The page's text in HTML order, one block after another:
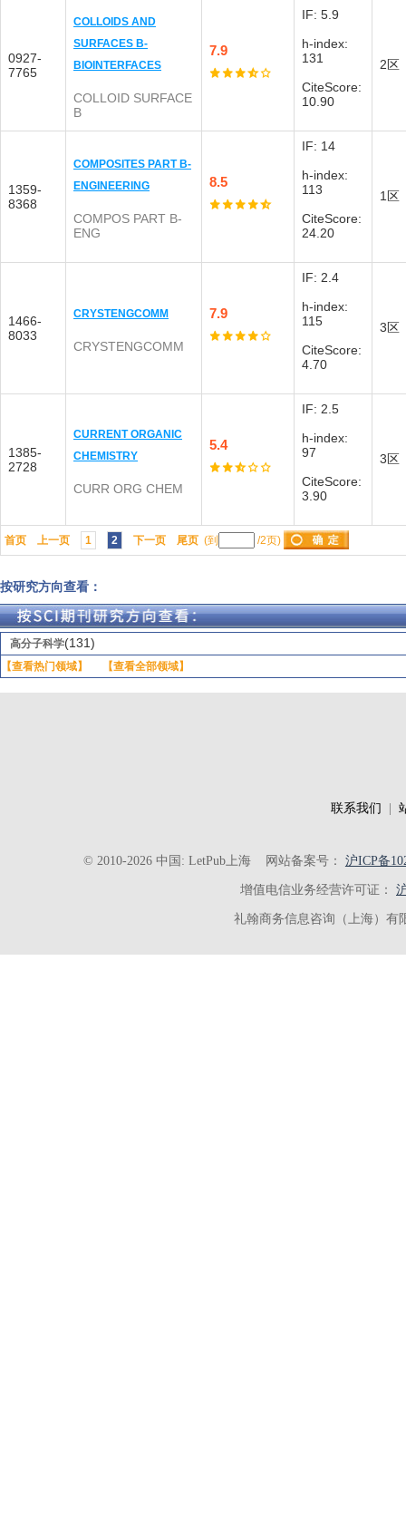
0927-
7765
COLLOIDS AND
SURFACES B-
BIOINTERFACES
COLLOID SURFACE
B
7.9
IF: 5.9
h-index:
131
CiteScore:
10.90
2区
1359-
8368
COMPOSITES PART B-
ENGINEERING
COMPOS PART B-
ENG
8.5
IF: 14
h-index:
113
CiteScore:
24.20
1区
1466-
8033
CRYSTENGCOMM
CRYSTENGCOMM
7.9
IF: 2.4
h-index:
115
CiteScore:
4.70
3区
1385-
2728
CURRENT ORGANIC
CHEMISTRY
CURR ORG CHEM
5.4
IF: 2.5
h-index:
97
CiteScore:
3.90
3区
首页 上一页 1 2 下一页 尾页 (到 /2页)
按研究方向查看：
高分子科学(131)
【查看热门领域】 【查看全部领域】
联系我们
© 2010-2026 中国: LetPub上海网站备案号： 沪ICP备
增值电信业务经营许可证：
礼翰商务信息咨询（上海）